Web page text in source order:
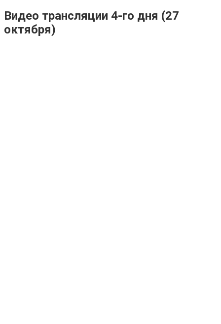
Видео трансляции 4-го дня (27
октября)